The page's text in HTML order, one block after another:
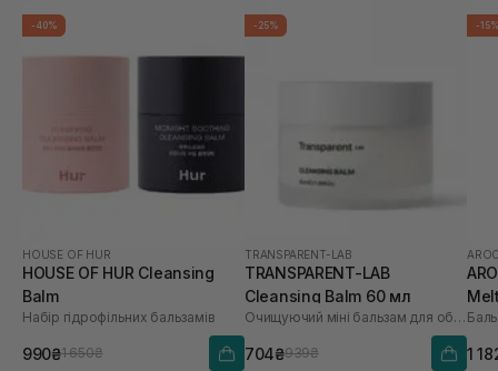
-40%
HOUSE OF HUR
HOUSE OF HUR Cleansing
Balm
Набір гідрофільних бальзамів
990₴1 650₴
-25%
TRANSPARENT-LAB
TRANSPARENT-LAB
Cleansing Balm 60 мл
Очищуючий міні бальзам для обличчя
704₴939₴
-
1